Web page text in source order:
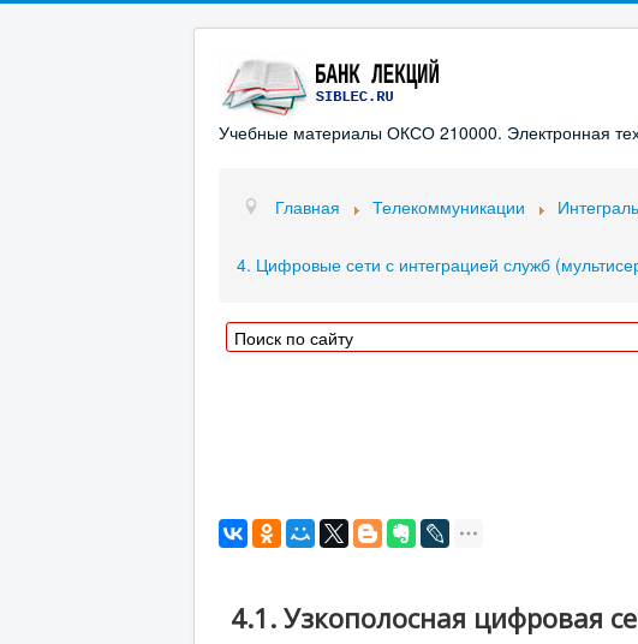
Учебные материалы ОКСО 210000. Электронная
Главная Телекоммуникации
4. Цифровые сети с интеграцией служб
4.1. Узкополосная цифровая